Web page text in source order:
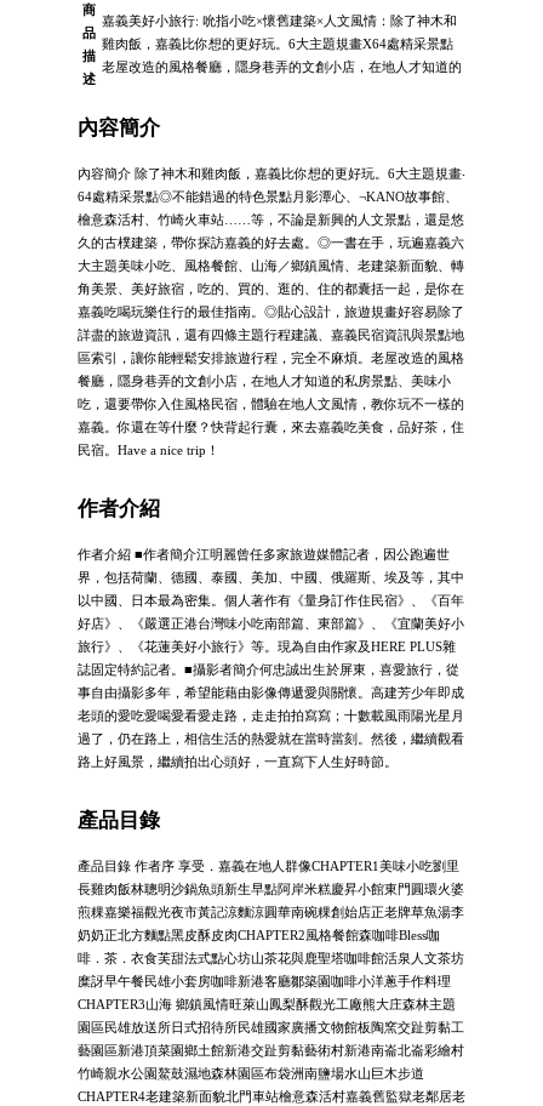
商
品
描
述
嘉義美好小旅行: 吮指小吃×懷舊建築×人文風情：除了神木和
雞肉飯，嘉義比你想的更好玩。6大主題規畫X64處精采景點
老屋改造的風格餐廳，隱身巷弄的文創小店，在地人才知道的
內容簡介
內容簡介 除了神木和雞肉飯，嘉義比你想的更好玩。6大主題規畫‧
64處精采景點◎不能錯過的特色景點月影潭心、¬KANO故事館、
檜意森活村、竹崎火車站……等，不論是新興的人文景點，還是悠
久的古樸建築，帶你探訪嘉義的好去處。◎一書在手，玩遍嘉義六
大主題美味小吃、風格餐館、山海／鄉鎮風情、老建築新面貌、轉
角美景、美好旅宿，吃的、買的、逛的、住的都囊括一起，是你在
嘉義吃喝玩樂住行的最佳指南。◎貼心設計，旅遊規畫好容易除了
詳盡的旅遊資訊，還有四條主題行程建議、嘉義民宿資訊與景點地
區索引，讓你能輕鬆安排旅遊行程，完全不麻煩。老屋改造的風格
餐廳，隱身巷弄的文創小店，在地人才知道的私房景點、美味小
吃，還要帶你入住風格民宿，體驗在地人文風情，教你玩不一樣的
嘉義。你還在等什麼？快背起行囊，來去嘉義吃美食，品好茶，住
民宿。Have a nice trip！
作者介紹
作者介紹 ■作者簡介江明麗曾任多家旅遊媒體記者，因公跑遍世
界，包括荷蘭、德國、泰國、美加、中國、俄羅斯、埃及等，其中
以中國、日本最為密集。個人著作有《量身訂作住民宿》、《百年
好店》、《嚴選正港台灣味小吃南部篇、東部篇》、《宜蘭美好小
旅行》、《花蓮美好小旅行》等。現為自由作家及HERE PLUS雜
誌固定特約記者。■攝影者簡介何忠誠出生於屏東，喜愛旅行，從
事自由攝影多年，希望能藉由影像傳遞愛與關懷。高建芳少年即成
老頭的愛吃愛喝愛看愛走路，走走拍拍寫寫；十數載風雨陽光星月
過了，仍在路上，相信生活的熱愛就在當時當刻。然後，繼續觀看
路上好風景，繼續拍出心頭好，一直寫下人生好時節。
產品目錄
產品目錄 作者序 享受．嘉義在地人群像CHAPTER1美味小吃劉里
長雞肉飯林聰明沙鍋魚頭新生早點阿岸米糕慶昇小館東門圓環火婆
煎粿嘉樂福觀光夜市黃記涼麵涼圓華南碗粿創始店正老牌草魚湯李
奶奶正北方麵點黑皮酥皮肉CHAPTER2風格餐館森咖啡Bless咖
啡．茶．衣食芙甜法式點心坊山茶花與鹿聖塔咖啡館活泉人文茶坊
糜訝早午餐民雄小套房咖啡新港客廳鄒築園咖啡小洋蔥手作料理
CHAPTER3山海 鄉鎮風情旺萊山鳳梨酥觀光工廠熊大庄森林主題
園區民雄放送所日式招待所民雄國家廣播文物館板陶窯交趾剪黏工
藝園區新港頂菜園鄉土館新港交趾剪黏藝術村新港南崙北崙彩繪村
竹崎親水公園鰲鼓濕地森林園區布袋洲南鹽場水山巨木步道
CHAPTER4老建築新面貌北門車站檜意森活村嘉義舊監獄老鄰居老